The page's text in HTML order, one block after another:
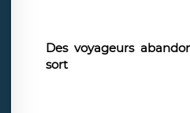
Des voyageurs
sort